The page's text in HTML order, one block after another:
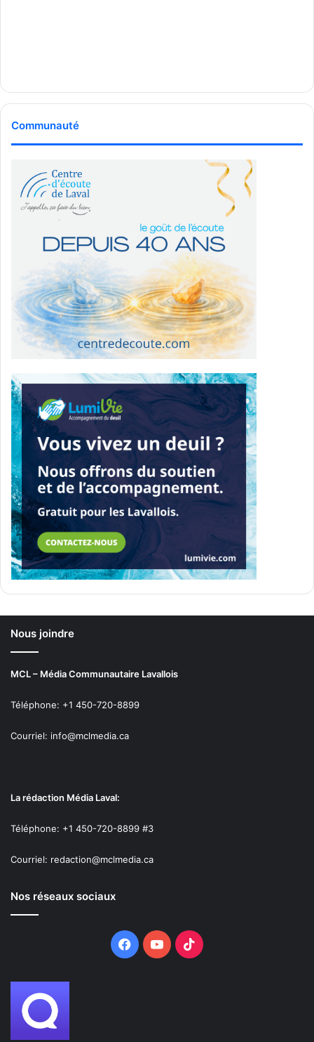
Communauté
Nous joindre
MCL – Média Communautaire Lavallois
Téléphone: +1 450-720-8899
Courriel: info@mclmedia.ca
La rédaction Média Laval:
Téléphone: +1 450-720-8899 #3
Courriel: redaction@mclmedia.ca
Nos réseaux sociaux
Facebook
YouTubeTikTok